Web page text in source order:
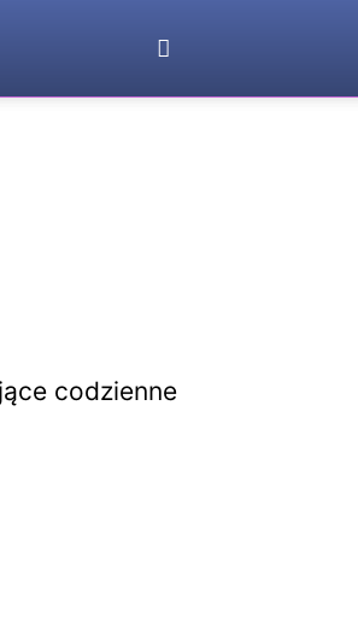
codzienne